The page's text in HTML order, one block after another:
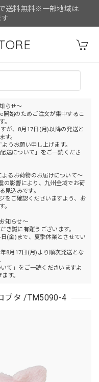
送料無料※一部地域は
らせ～
始のためご注文が集中するこ
。
が、8月17日(月)以降の発送と
す。
うお願い申し上げます。
送について」をご一読くださ
るお荷物のお届けについて～
の影響により、九州全域でお荷
見込みです。
をご確認くださいますよう、お
。
知らせ～
き誠に有難うございます。
(金)まで、夏季休業とさせてい
8月17日(月)より順次発送とな
て」をご一読くださいますよ
す。
ブタ /TM5090-4